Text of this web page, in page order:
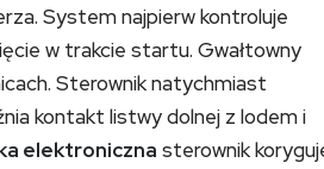
System najpierw kontroluje
w trakcie startu. Gwałtowny
Sterownik natychmiast
kontakt listwy dolnej z lodem i
elektroniczna sterownik